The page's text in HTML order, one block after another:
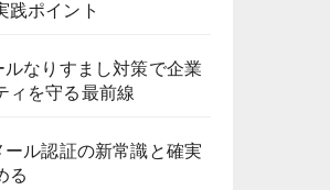
践ポイント
なりすまし対策で企業
ィを守る最前線
ル認証の新常識と確実
る